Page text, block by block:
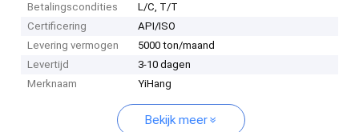
Betalingscondities
L/C, T/T
Certificering
API/ISO
Levering vermogen
5000 ton/maand
Levertijd
3-10 dagen
Merknaam
YiHang
Bekijk meer